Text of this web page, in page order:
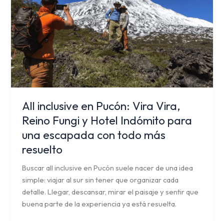
All inclusive en Pucón: Vira Vira,
Reino Fungi y Hotel Indómito para
una escapada con todo más
resuelto
Buscar all inclusive en Pucón suele nacer de una idea
simple: viajar al sur sin tener que organizar cada
detalle. Llegar, descansar, mirar el paisaje y sentir que
buena parte de la experiencia ya está resuelta.
Vira,
Reino
Fungi
y
Hotel
Indómito
para
una
con
todo
más
resuelto